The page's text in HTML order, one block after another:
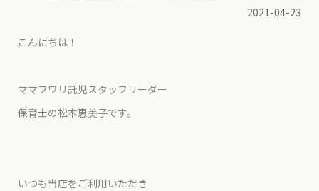
2021-04-23
こんにちは！
ママフワリ託児スタッフリーダー
保育士の松本恵美子です。
いつも当店をご利用いただき